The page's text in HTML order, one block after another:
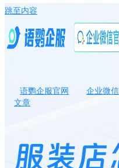
跳至内容
语鹦企服官网 企业微
文章
服装店